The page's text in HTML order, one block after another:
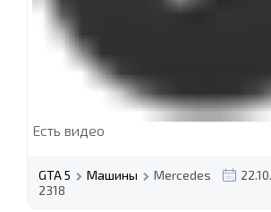
Есть видео
GTA 5 Машины Mercedes
2318